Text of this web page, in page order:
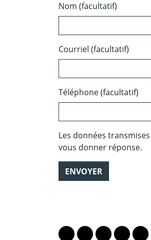
Nom (facultatif)
Courriel (facultatif)
Téléphone (facultatif)
Les données
vous donner réponse.
ENVOYER